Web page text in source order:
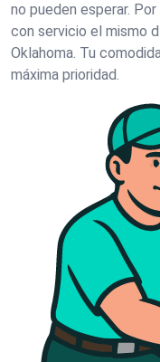
no pueden esperar.
con servicio el mismo
Oklahoma. Tu
máxima prioridad.